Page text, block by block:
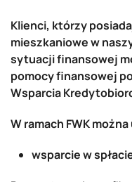
Klienci, którzy
mieszkaniowe w
sytuacji finansowej
pomocy finansowej
Wsparcia
W ramach FWK
wsparcie w